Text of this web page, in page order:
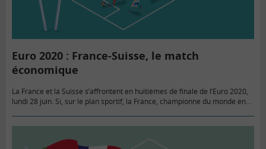
Euro 2020 : France-Suisse, le match
économique
La France et la Suisse s’affrontent en huitièmes de finale de l’Euro 2020,
lundi 28 juin. Si, sur le plan sportif, la France, championne du monde en